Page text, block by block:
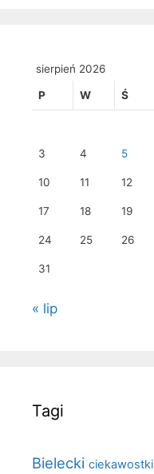
sierpień 2026
P W Ś
3 4 5
10 11 12
17 18 19
24 25 26
31
« lip
Tagi
Bielecki ciekawostki